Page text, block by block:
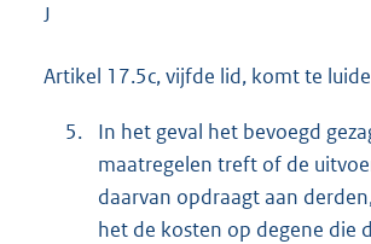
J
Artikel 17.5c, vijfde lid, komt te
5.
In het geval het bevoegd
maatregelen treft of de
daarvan opdraagt aan
het de kosten op degene die